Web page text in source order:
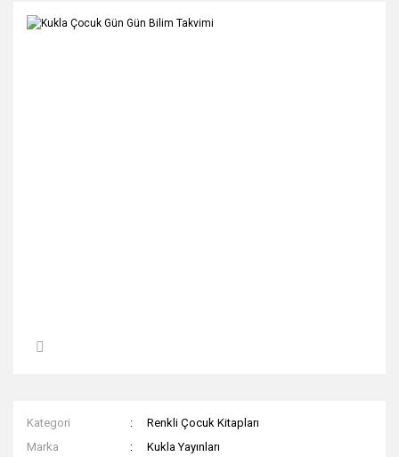
Kategori
Renkli Çocuk Kitapları
Marka
Kukla Yayınları